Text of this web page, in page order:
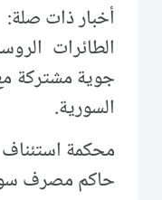
أخبار ذات صلة:
الطائرات
جوية مشتركة
السورية.
محكمة
حاكم مصرف